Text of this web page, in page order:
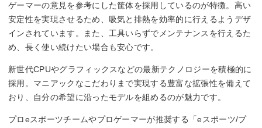
ゲーマーの意見を参考にした筐体を採用しているのが特徴。高い
安定性を実現させるため、吸気と排熱を効率的に行えるようデザ
インされています。また、工具いらずでメンテナンスを行えるた
め、長く使い続けたい場合も安心です。
新世代CPUやグラフィックスなどの最新テクノロジーを積極的に
採用。マニアックなこだわりまで実現する豊富な拡張性を備えて
おり、自分の希望に沿ったモデルを組めるのが魅力です。
プロeスポーツチームやプロゲーマーが推奨する「eスポーツ/プ